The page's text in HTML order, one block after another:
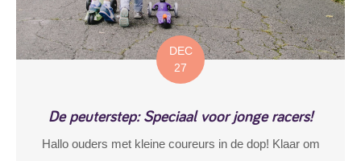
DEC
27
De peuterstep: Speciaal voor jonge racers!
Hallo ouders met kleine coureurs in de dop! Klaar om